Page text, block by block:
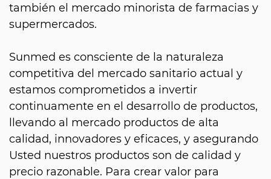
también el mercado minorista de farmacias y
supermercados.
Sunmed es consciente de la naturaleza
competitiva del mercado sanitario actual y
estamos comprometidos a invertir
continuamente en el desarrollo de productos,
llevando al mercado productos de alta
calidad, innovadores y eficaces, y asegurando
Usted nuestros productos son de calidad y
precio razonable. Para crear valor para